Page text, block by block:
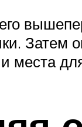
Затем
места